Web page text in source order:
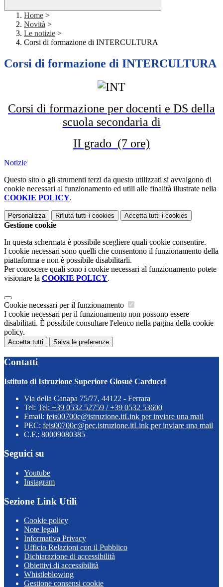
Home >
Novità >
Le notizie >
Corsi di formazione di INTERCULTURA
Corsi di formazione di INTERCULTURA
Corsi di formazione per docenti e DS della
scuola secondaria di
II grado (7 ore)
Notizie
Questo sito o gli strumenti terzi da questo utilizzati si avvalgono di
cookie necessari al funzionamento ed utili alle finalità illustrate nella
COOKIE POLICY.
Personalizza Rifiuta tutti i cookies Accetta tutti i cookies
Gestione cookie
In questa schermata è possibile scegliere quali cookie consentire.
I cookie necessari sono quelli che consentono il funzionamento della
piattaforma e non è possibile disabilitarli.
Per conoscere quali sono i cookie necessari al funzionamento potete
visionare la COOKIE POLICY.
Cookie necessari per il funzionamento
I cookie necessari per il funzionamento non possono essere
disabilitati. È possibile consultare l'elenco nella pagina della cookie
policy.
Accetta tutti Salva le preferenze
Contatti
Istituto di Istruzione Superiore Giosuè Carducci
Via della Canapa 75/77, 44122 - Ferrara
Tel: Tel: +39 0532 52759 / +39 0532 53600
Email: feis00700c@istruzione.itLink per inviare una mail
PEC: feis00700c@pec.istruzione.itLink per inviare una mail
C.F.: 80009080385
Seguici su
Youtube
Instagram
Sezione Link Utili
Cookie policy
Note legali
Informativa Privacy
Ufficio Relazioni con il Pubblico
Dichiarazione di accessibilità
Obiettivi di accessibilità
Whistleblowing
Gestione consensi cookie